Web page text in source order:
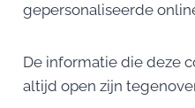
gepersonaliseerde
De informatie die deze
altijd open zijn